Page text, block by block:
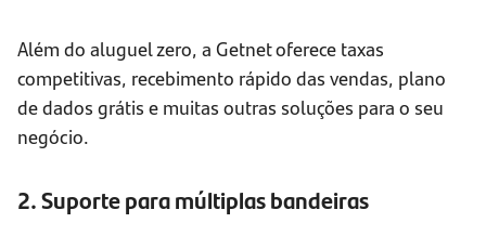
Além do aluguel zero, a Getnet oferece taxas
competitivas, recebimento rápido das vendas, plano
de dados grátis e muitas outras soluções para o seu
negócio.
2. Suporte para múltiplas bandeiras